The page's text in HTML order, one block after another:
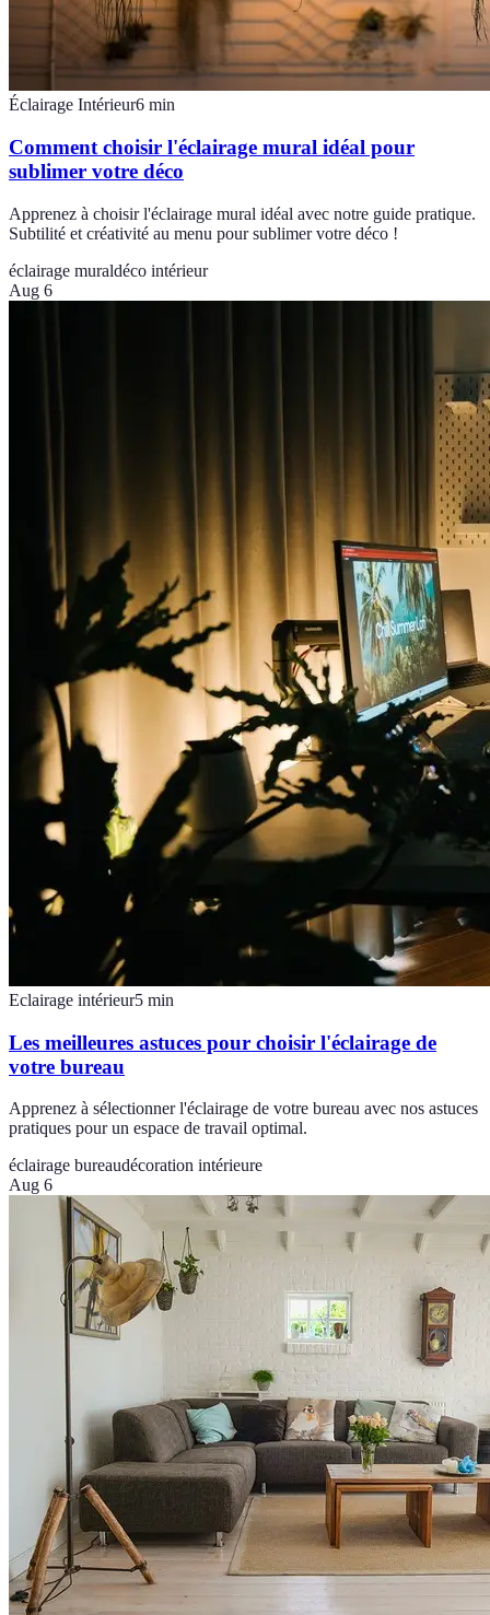
Éclairage Intérieur6 min
Comment choisir l'éclairage mural idéal pour
sublimer votre déco
Apprenez à choisir l'éclairage mural idéal avec notre guide pratique.
Subtilité et créativité au menu pour sublimer votre déco !
éclairage muraldéco intérieur
Aug 6
Eclairage intérieur5 min
Les meilleures astuces pour choisir l'éclairage de
votre bureau
Apprenez à sélectionner l'éclairage de votre bureau avec nos astuces
pratiques pour un espace de travail optimal.
éclairage bureaudécoration intérieure
Aug 6